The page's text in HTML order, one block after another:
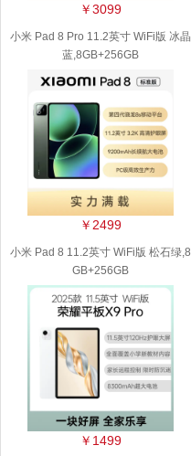
￥3099
小米 Pad 8 Pro 11.2英寸 WiFi版 冰晶
蓝,8GB+256GB
￥2499
小米 Pad 8 11.2英寸 WiFi版 松石绿,8
GB+256GB
￥1499